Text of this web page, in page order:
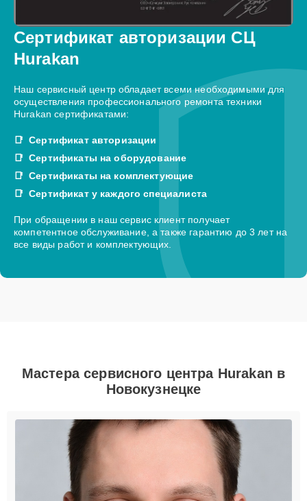
Сертификат авторизации СЦ
Hurakan
Наш сервисный центр обладает всеми необходимыми для
осуществления профессионального ремонта техники
Hurakan сертификатами:
Сертификат авторизации
Сертификаты на оборудование
Сертификаты на комплектующие
Сертификат у каждого специалиста
При обращении в наш сервис клиент получает
компетентное обслуживание, а также гарантию до 3 лет на
все виды работ и комплектующих.
Мастера сервисного центра Hurakan в
Новокузнецке